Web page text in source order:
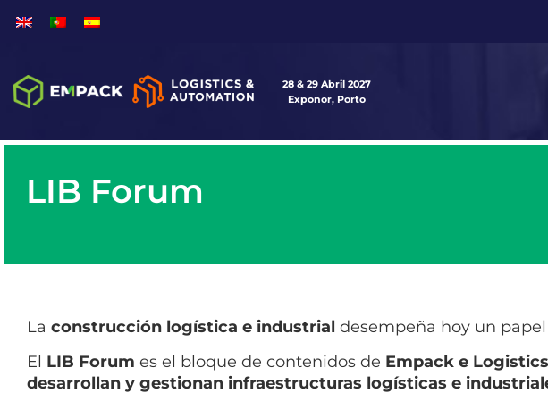
28 & 29 Abril 2027
Exponor, Porto
LIB Forum
La construcción logística e industrial desempeña hoy un
El LIB Forum es el bloque de contenidos de Empack e
desarrollan y gestionan infraestructuras logísticas e